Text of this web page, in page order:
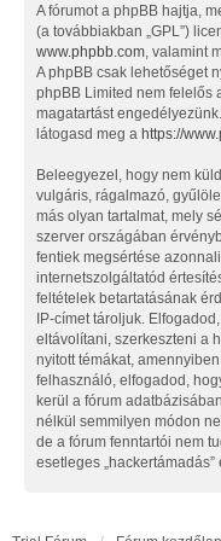
A fórumot a phpBB hajtja,
(a továbbiakban „GPL”)
www.phpbb.com , valamint
A phpBB csak lehetőséget
phpBB Limited nem felelős
magatartást
látogasd meg a https://
Beleegyezel, hogy nem
vulgáris, rágalmazó,
más olyan tartalmat, mely
szerver országában
fentiek megsértése
internetszolgáltatód
feltételek betartatásának
IP-címet tároljuk.
eltávolítani, szerkeszteni a
nyitott témákat,
felhasználó, elfogadod,
kerül a fórum
nélkül semmilyen módon
de a fórum fenntartói nem
esetleges „hackertámadás”